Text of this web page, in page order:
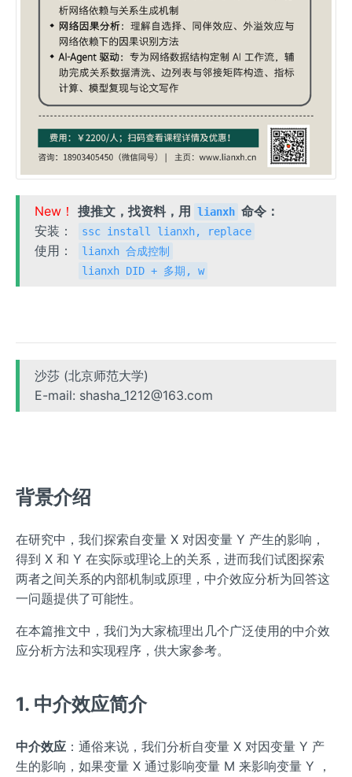
New！ 搜推文，找资料，用 lianxh 命令：
安装：
ssc install lianxh, replace
使用：
lianxh 合成控制
lianxh DID + 多期, w
沙莎 (北京师范大学)
E-mail: shasha_1212@163.com
背景介绍
在研究中，我们探索自变量 X 对因变量 Y 产生的影响，
得到 X 和 Y 在实际或理论上的关系，进而我们试图探索
两者之间关系的内部机制或原理，中介效应分析为回答这
一问题提供了可能性。
在本篇推文中，我们为大家梳理出几个广泛使用的中介效
应分析方法和实现程序，供大家参考。
1. 中介效应简介
中介效应 ：通俗来说，我们分析自变量 X 对因变量 Y 产
生的影响，如果变量 X 通过影响变量 M 来影响变量 Y ，